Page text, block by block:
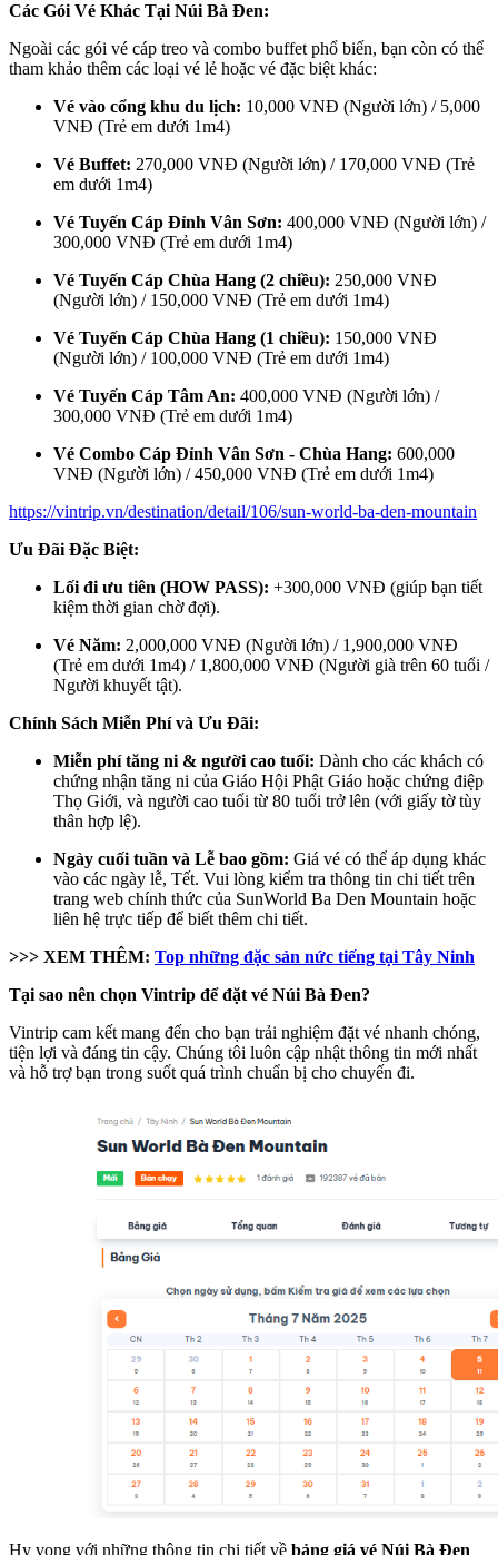
Các Gói Vé Khác Tại Núi Bà Đen:
Ngoài các gói vé cáp treo và combo buffet phổ biến, bạn còn có thể
tham khảo thêm các loại vé lẻ hoặc vé đặc biệt khác:
Vé vào cổng khu du lịch: 10,000 VNĐ (Người lớn) / 5,000
VNĐ (Trẻ em dưới 1m4)
Vé Buffet: 270,000 VNĐ (Người lớn) / 170,000 VNĐ (Trẻ
em dưới 1m4)
Vé Tuyến Cáp Đỉnh Vân Sơn: 400,000 VNĐ (Người lớn) /
300,000 VNĐ (Trẻ em dưới 1m4)
Vé Tuyến Cáp Chùa Hang (2 chiều): 250,000 VNĐ
(Người lớn) / 150,000 VNĐ (Trẻ em dưới 1m4)
Vé Tuyến Cáp Chùa Hang (1 chiều): 150,000 VNĐ
(Người lớn) / 100,000 VNĐ (Trẻ em dưới 1m4)
Vé Tuyến Cáp Tâm An: 400,000 VNĐ (Người lớn) /
300,000 VNĐ (Trẻ em dưới 1m4)
Vé Combo Cáp Đỉnh Vân Sơn - Chùa Hang: 600,000
VNĐ (Người lớn) / 450,000 VNĐ (Trẻ em dưới 1m4)
https://vintrip.vn/destination/detail/106/sun-world-ba-den-mountain
Ưu Đãi Đặc Biệt:
Lối đi ưu tiên (HOW PASS): +300,000 VNĐ (giúp bạn tiết
kiệm thời gian chờ đợi).
Vé Năm: 2,000,000 VNĐ (Người lớn) / 1,900,000 VNĐ
(Trẻ em dưới 1m4) / 1,800,000 VNĐ (Người già trên 60 tuổi /
Người khuyết tật).
Chính Sách Miễn Phí và Ưu Đãi:
Miễn phí tăng ni & người cao tuổi: Dành cho các khách có
chứng nhận tăng ni của Giáo Hội Phật Giáo hoặc chứng điệp
Thọ Giới, và người cao tuổi từ 80 tuổi trở lên (với giấy tờ tùy
thân hợp lệ).
Ngày cuối tuần và Lễ bao gồm: Giá vé có thể áp dụng khác
vào các ngày lễ, Tết. Vui lòng kiểm tra thông tin chi tiết trên
trang web chính thức của SunWorld Ba Den Mountain hoặc
liên hệ trực tiếp để biết thêm chi tiết.
>>> XEM THÊM: Top những đặc sản nức tiếng tại Tây Ninh
Tại sao nên chọn Vintrip để đặt vé Núi Bà Đen?
Vintrip cam kết mang đến cho bạn trải nghiệm đặt vé nhanh chóng,
tiện lợi và đáng tin cậy. Chúng tôi luôn cập nhật thông tin mới nhất
và hỗ trợ bạn trong suốt quá trình chuẩn bị cho chuyến đi.
Hy vọng với những thông tin chi tiết về bảng giá vé Núi Bà Đen